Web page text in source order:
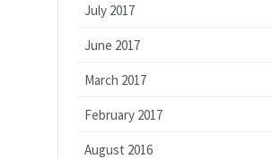
July 2017
June 2017
March 2017
February 2017
August 2016